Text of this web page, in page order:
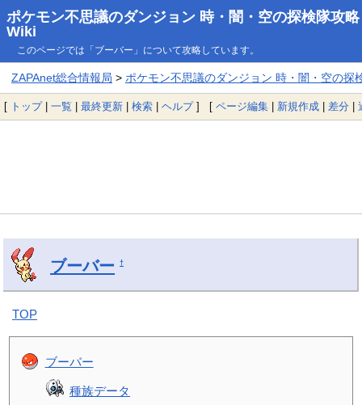
ポケモン不思議のダンジョン 時・闇・空の探検隊攻略
Wiki
このページでは「ブーバー」について攻略しています。
ZAPAnet総合情報局 > ポケモン不思議のダンジョン 時・闇・空の探
[ トップ| 一覧 | 最終更新 | 検索 | ヘルプ] [ ページ編集 | 新規作成 | 差分 |
ブーバー †
TOP
ブーバー
種族データ